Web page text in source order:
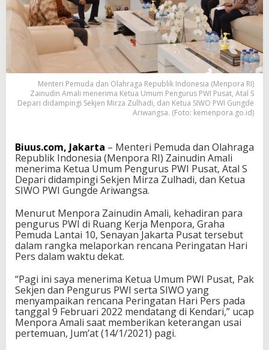
i
e
r
m
a
P
W
I
P
a
t
D
u
k
n
g
P
e
n
g
a
t
a
n
Menteri Pemuda dan Olahraga Republik Indonesia (Menpora RI)
Zainudin Amali menerima Ketua Umum Pengurus PWI Pusat, Atal S
Depari didampingi Sekjen Mirza Zulhadi, dan Ketua SIWO PWI Gungde
Ariwangsa. (Foto: kemenpora.go.id)
Biuus.com, Jakarta – Menteri Pemuda dan Olahraga
Republik Indonesia (Menpora RI) Zainudin Amali
menerima Ketua Umum Pengurus PWI Pusat, Atal S
Depari didampingi Sekjen Mirza Zulhadi, dan Ketua
SIWO PWI Gungde Ariwangsa.
Menurut Menpora Zainudin Amali, kehadiran para
pengurus PWI di Ruang Kerja Menpora, Graha
Pemuda Lantai 10, Senayan Jakarta Pusat tersebut
dalam rangka melaporkan rencana Peringatan Hari
Pers dalam waktu dekat.
“Pagi ini saya menerima Ketua Umum PWI Pusat, Pak
Sekjen dan Pengurus PWI serta SIWO yang
menyampaikan rencana Peringatan Hari Pers pada
tanggal 9 Februari 2022 mendatang di Kendari,” ucap
Menpora Amali saat memberikan keterangan usai
pertemuan, Jum’at (14/1/2021) pagi.